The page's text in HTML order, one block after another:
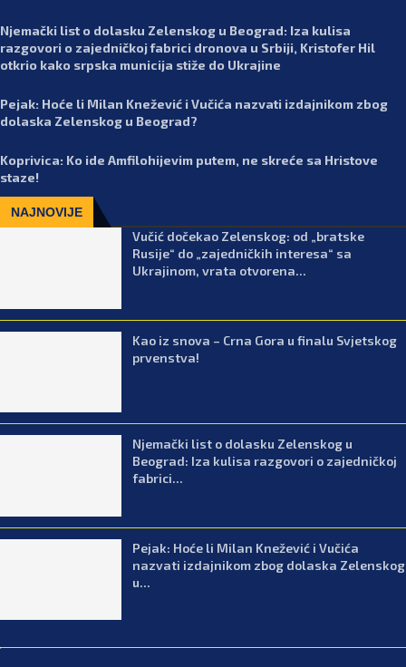
Njemački list o dolasku Zelenskog u Beograd: Iza kulisa
razgovori o zajedničkoj fabrici dronova u Srbiji, Kristofer Hil
otkrio kako srpska municija stiže do Ukrajine
Pejak: Hoće li Milan Knežević i Vučića nazvati izdajnikom zbog
dolaska Zelenskog u Beograd?
Koprivica: Ko ide Amfilohijevim putem, ne skreće sa Hristove
staze!
NAJNOVIJE
Vučić dočekao Zelenskog: od „bratske
Rusije“ do „zajedničkih interesa“ sa
Ukrajinom, vrata otvorena...
Kao iz snova – Crna Gora u finalu Svjetskog
prvenstva!
Njemački list o dolasku Zelenskog u
Beograd: Iza kulisa razgovori o zajedničkoj
fabrici...
Pejak: Hoće li Milan Knežević i Vučića
nazvati izdajnikom zbog dolaska Zelenskog
u...